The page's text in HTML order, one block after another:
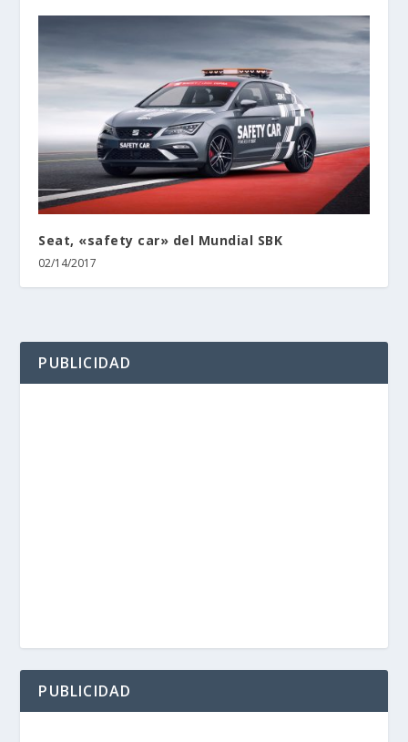
Seat, «safety car» del Mundial SBK
02/14/2017
PUBLICIDAD
PUBLICIDAD